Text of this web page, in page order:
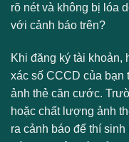
rõ nét và không bị lóa
với cảnh báo trên?
Khi đăng ký tài khoản,
xác số CCCD của
ảnh thẻ căn cước.
hoặc chất lượng ảnh
ra cảnh báo để thí